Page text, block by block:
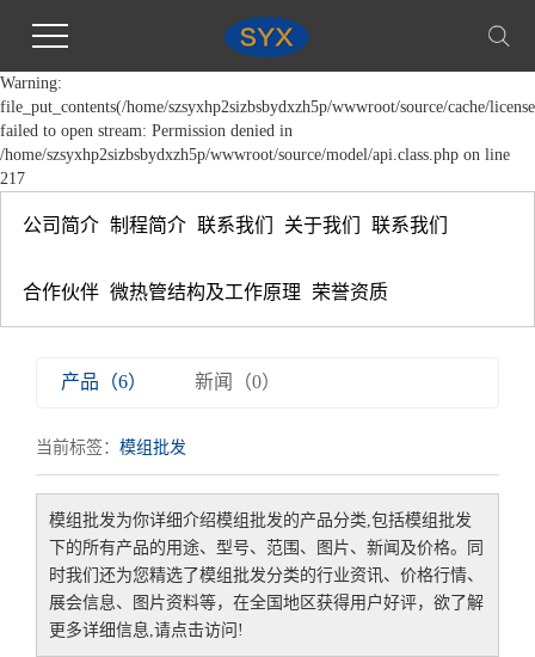
Warning:
file_put_contents(/home/szsyxhp2sizbsbydxzh5p/wwwroot/source/cache/
failed to open stream: Permission denied in
/home/szsyxhp2sizbsbydxzh5p/wwwroot/source/model/api.class.php on line
217
公司简介 制程简介 联系我们 关于我们 联系我们
合作伙伴 微热管结构及工作原理 荣誉资质
产品（6） 新闻（0）
当前标签： 模组批发
模组批发为你详细介绍模组批发的产品分类,包括模组批发
下的所有产品的用途、型号、范围、图片、新闻及价格。同
时我们还为您精选了模组批发分类的行业资讯、价格行情、
展会信息、图片资料等，在全国地区获得用户好评，欲了解
更多详细信息,请点击访问!